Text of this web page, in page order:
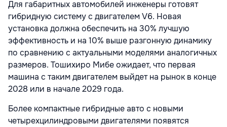
Для габаритных автомобилей инженеры готовят
гибридную систему с двигателем V6. Новая
установка должна обеспечить на 30% лучшую
эффективность и на 10% выше разгонную динамику
по сравнению с актуальными моделями аналогичных
размеров. Тошихиро Мибе ожидает, что первая
машина с таким двигателем выйдет на рынок в конце
2028 или в начале 2029 года.
Более компактные гибридные авто с новыми
четырехцилиндровыми двигателями появятся